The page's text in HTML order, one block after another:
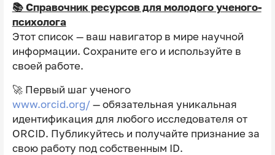
📚 Справочник ресурсов для молодого ученого-
психолога
Этот список — ваш навигатор в мире научной
информации. Сохраните его и используйте в
своей работе.
🚀 Первый шаг ученого
www.orcid.org/ — обязательная уникальная
идентификация для любого исследователя от
ORCID. Публикуйтесь и получайте признание за
свою работу под собственным ID.